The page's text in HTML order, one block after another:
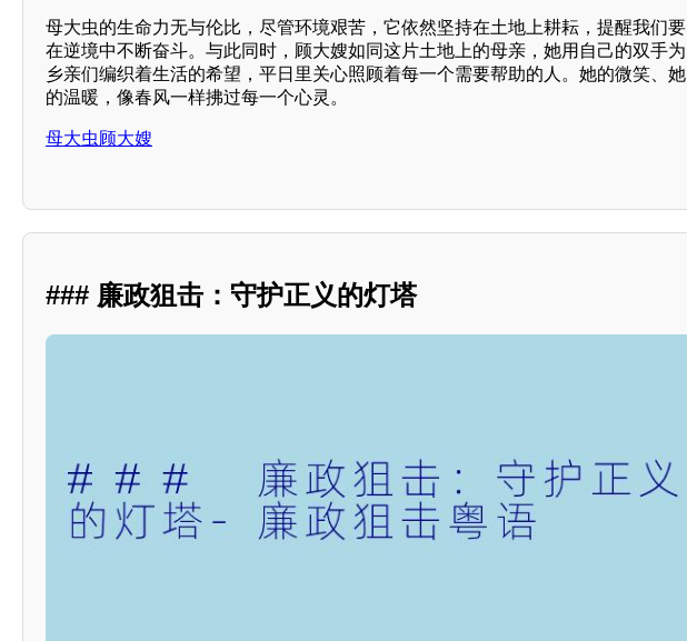
母大虫的生命力无与伦比，尽管环境艰苦，它依然坚持在土地上耕耘，提醒我们要
在逆境中不断奋斗。与此同时，顾大嫂如同这片土地上的母亲，她用自己的双手为
乡亲们编织着生活的希望，平日里关心照顾着每一个需要帮助的人。她的微笑、她
的温暖，像春风一样拂过每一个心灵。
母大虫顾大嫂
### 廉政狙击：守护正义的灯塔